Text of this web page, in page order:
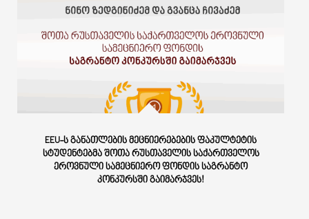
EEU-Ს ᲒᲐᲜᲐᲗᲚᲔᲑᲘᲡ ᲛᲔᲪᲜᲘᲔᲠᲔᲑᲔᲑᲘᲡ ᲤᲐᲙᲣᲚᲢᲔᲢᲘᲡ
ᲡᲢᲣᲓᲔᲜᲢᲔᲑᲛᲐ ᲨᲝᲗᲐ ᲠᲣᲡᲗᲐᲕᲔᲚᲘᲡ ᲡᲐᲥᲐᲠᲗᲕᲔᲚᲝᲡ
ᲔᲠᲝᲕᲜᲣᲚᲘ ᲡᲐᲛᲔᲪᲜᲘᲔᲠᲝ ᲤᲝᲜᲓᲘᲡ ᲡᲐᲒᲠᲐᲜᲢᲝ
ᲙᲝᲜᲙᲣᲠᲡᲨᲘ ᲒᲐᲘᲛᲐᲠᲯᲕᲔᲡ!